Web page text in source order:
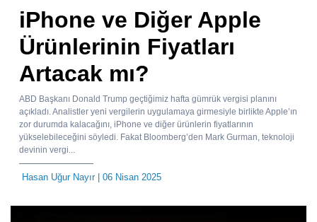
iPhone ve Diğer Apple
Ürünlerinin Fiyatları
Artacak mı?
ABD Başkanı Donald Trump geçtiğimiz hafta gümrük vergisi planını
açıkladı. Analistler yeni vergilerin uygulamaya girmesiyle birlikte Apple’ın
zor durumda kalacağını, iPhone ve diğer ürünlerin fiyatlarının
yükselebileceğini söyledi. Fakat Bloomberg’den Mark Gurman, teknoloji
devinin vergi...
Hasan Uğur Nayır| 06 Nisan 2025